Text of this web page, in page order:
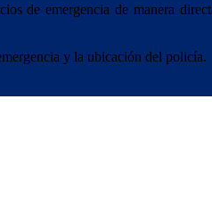
de emergencia de manera
y la ubicación del policía.